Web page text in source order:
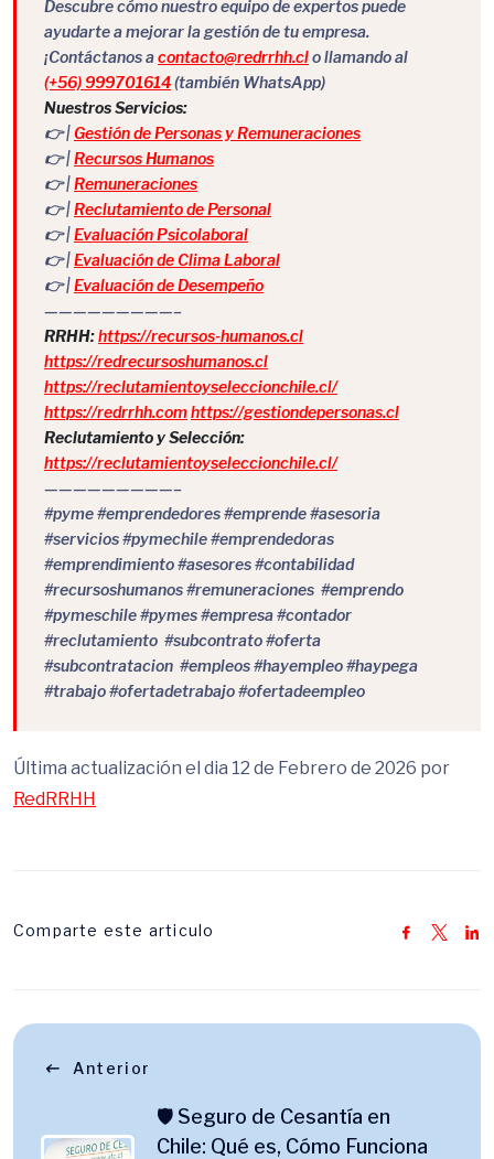
Descubre cómo nuestro equipo de expertos puede
ayudarte a mejorar la gestión de tu empresa.
¡Contáctanos acontacto@redrrhh.clo llamando al
(+56) 999701614(también WhatsApp)
Nuestros Servicios:
👉 |Gestión de Personas y Remuneraciones
👉 |Recursos Humanos
👉 |Remuneraciones
👉 |Reclutamiento de Personal
👉 |Evaluación Psicolaboral
👉 |Evaluación de Clima Laboral
👉 |Evaluación de Desempeño
—————————–
RRHH:https://recursos-humanos.cl
https://redrecursoshumanos.cl
https://reclutamientoyseleccionchile.cl/
https://redrrhh.comhttps://gestiondepersonas.cl
Reclutamiento y Selección:
https://reclutamientoyseleccionchile.cl/
—————————–
#pyme #emprendedores #emprende #asesoria
#servicios #pymechile #emprendedoras
#emprendimiento #asesores #contabilidad
#recursoshumanos #remuneraciones #emprendo
#pymeschile #pymes #empresa #contador
#reclutamiento #subcontrato #oferta
#subcontratacion #empleos #hayempleo #haypega
#trabajo #ofertadetrabajo #ofertadeempleo
Última actualización el dia 12 de Febrero de 2026 por
RedRRHH
Comparte este articulo
Anterior
🛡️ Seguro de Cesantía en
Chile: Qué es, Cómo Funciona